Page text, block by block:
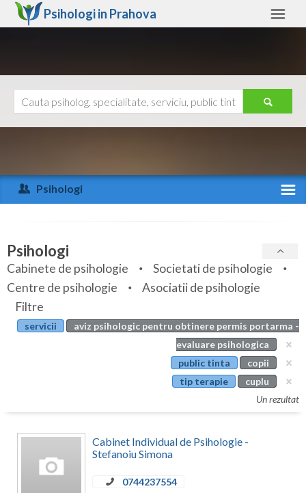
Psihologi in Prahova
Arad
Arges
Bihor
Bistrita-Nasaud
Botosani
Caras-Severin
Ajutor
Psihologi
Specialitati
Servicii
Articole
Evenimente
Psihologi
Cabinete de psihologie
Societati de psihologie
Centre de psihologie
Asociatii de psihologie
Filtre
servicii
aviz psihologic pentru obtinere permis portarma -
evaluare psihologica
public tinta
copii
tip terapie
cuplu
Un rezultat
Cabinet Individual de Psihologie -
Stefanoiu Simona
0744237554